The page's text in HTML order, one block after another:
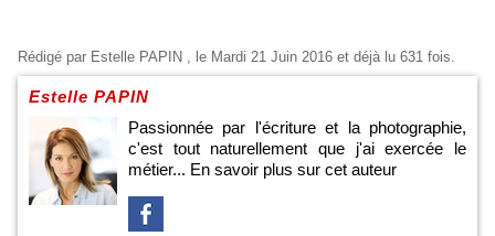
Rédigé par Estelle PAPIN , le Mardi 21 Juin 2016 et déjà lu 631 fois.
Estelle PAPIN
Passionnée par l'écriture et la photographie,
c'est tout naturellement que j'ai exercée le
métier... En savoir plus sur cet auteur